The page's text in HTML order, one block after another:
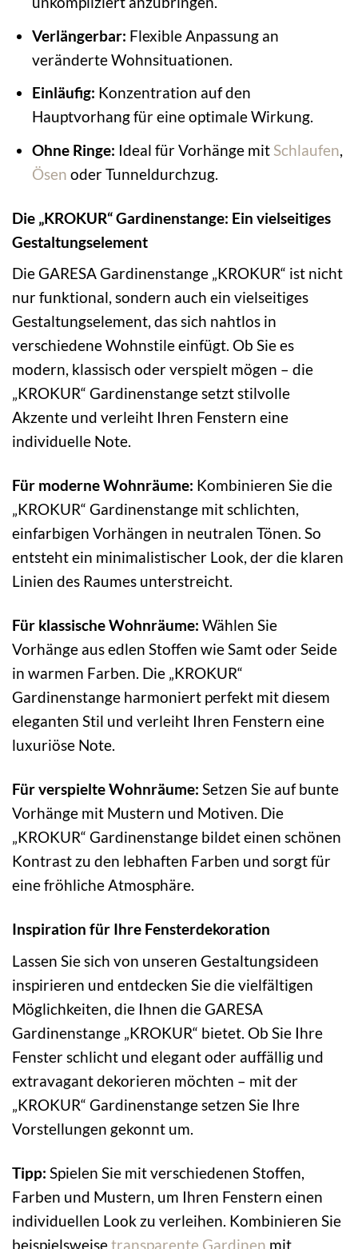
Verlängerbar: Flexible Anpassung an
veränderte Wohnsituationen.
Einläufig: Konzentration auf den
Hauptvorhang für eine optimale Wirkung.
Ohne Ringe: Ideal für Vorhänge mit Schlaufen
Ösen oder Tunneldurchzug.
Die „KROKUR“ Gardinenstange: Ein vielseitiges
Gestaltungselement
Die GARESA Gardinenstange „KROKUR“ ist nicht
nur funktional, sondern auch ein vielseitiges
Gestaltungselement, das sich nahtlos in
verschiedene Wohnstile einfügt. Ob Sie es
modern, klassisch oder verspielt mögen – die
„KROKUR“ Gardinenstange setzt stilvolle
Akzente und verleiht Ihren Fenstern eine
individuelle Note.
Für moderne Wohnräume: Kombinieren Sie die
„KROKUR“ Gardinenstange mit schlichten,
einfarbigen Vorhängen in neutralen Tönen. So
entsteht ein minimalistischer Look, der die klaren
Linien des Raumes unterstreicht.
Für klassische Wohnräume: Wählen Sie
Vorhänge aus edlen Stoffen wie Samt oder Seide
in warmen Farben. Die „KROKUR“
Gardinenstange harmoniert perfekt mit diesem
eleganten Stil und verleiht Ihren Fenstern eine
luxuriöse Note.
Für verspielte Wohnräume: Setzen Sie auf bunte
Vorhänge mit Mustern und Motiven. Die
„KROKUR“ Gardinenstange bildet einen schönen
Kontrast zu den lebhaften Farben und sorgt für
eine fröhliche Atmosphäre.
Inspiration für Ihre Fensterdekoration
Lassen Sie sich von unseren Gestaltungsideen
inspirieren und entdecken Sie die vielfältigen
Möglichkeiten, die Ihnen die GARESA
Gardinenstange „KROKUR“ bietet. Ob Sie Ihre
Fenster schlicht und elegant oder auffällig und
extravagant dekorieren möchten – mit der
„KROKUR“ Gardinenstange setzen Sie Ihre
Vorstellungen gekonnt um.
Tipp: Spielen Sie mit verschiedenen Stoffen,
Farben und Mustern, um Ihren Fenstern einen
individuellen Look zu verleihen. Kombinieren Sie
beispielsweisetransparente Gardinen mit